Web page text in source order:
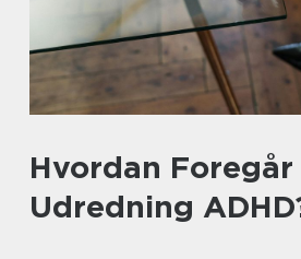
Hvordan
Udredning